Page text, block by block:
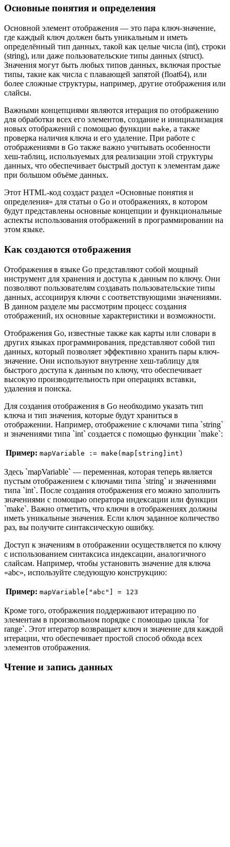
Основные понятия и определения
Основной элемент отображения — это пара ключ-значение,
где каждый ключ должен быть уникальным и иметь
определённый тип данных, такой как целые числа (int), строки
(string), или даже пользовательские типы данных (struct).
Значения могут быть любых типов данных, включая простые
типы, такие как числа с плавающей запятой (float64), или
более сложные структуры, например, другие отображения или
слайсы.
Важными концепциями являются итерация по отображению
для обработки всех его элементов, создание и инициализация
новых отображений с помощью функции make, а также
проверка наличия ключа и его удаление. При работе с
отображениями в Go также важно учитывать особенности
хеш-таблиц, используемых для реализации этой структуры
данных, что обеспечивает быстрый доступ к элементам даже
при большом объёме данных.
Этот HTML-код создаст раздел «Основные понятия и
определения» для статьи о Go и отображениях, в котором
будут представлены основные концепции и функциональные
аспекты использования отображений в программировании на
этом языке.
Как создаются отображения
Отображения в языке Go представляют собой мощный
инструмент для хранения и доступа к данным по ключу. Они
позволяют пользователям создавать пользовательские типы
данных, ассоциируя ключи с соответствующими значениями.
В данном разделе мы рассмотрим процесс создания
отображений, их основные характеристики и возможности.
Отображения Go, известные также как карты или словари в
других языках программирования, представляют собой тип
данных, который позволяет эффективно хранить пары ключ-
значение. Они используют внутренне хеш-таблицу для
быстрого доступа к данным по ключу, что обеспечивает
высокую производительность при операциях вставки,
удаления и поиска.
Для создания отображения в Go необходимо указать тип
ключа и тип значения, которые будут храниться в
отображении. Например, отображение с ключами типа `string`
и значениями типа `int` создается с помощью функции `make`:
Пример: mapVariable := make(map[string]int)
Здесь `mapVariable` — переменная, которая теперь является
пустым отображением с ключами типа `string` и значениями
типа `int`. После создания отображения его можно заполнить
значениями с помощью оператора индексации или функции
`make`. Важно отметить, что ключи в отображениях должны
иметь уникальные значения. Если ключ заданное количество
раз, вы получите синтаксическую ошибку.
Доступ к значениям в отображении осуществляется по ключу
с использованием синтаксиса индексации, аналогичного
слайсам. Например, чтобы установить значение для ключа
«abc», используйте следующую конструкцию:
Пример: mapVariable["abc"] = 123
Кроме того, отображения поддерживают итерацию по
элементам в произвольном порядке с помощью цикла `for
range`. Этот итератор возвращает ключ и значение для каждой
итерации, что обеспечивает простой способ обхода всех
элементов отображения.
Чтение и запись данных